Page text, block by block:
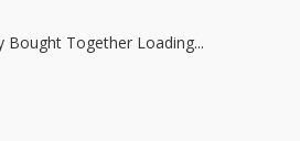
Bought Together Loading...